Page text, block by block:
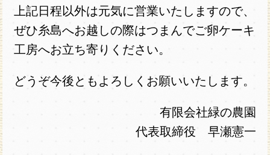
上記日程以外は元気に営業いたしますので、
ぜひ糸島へお越しの際はつまんでご卵ケーキ
工房へお立ち寄りください。
どうぞ今後ともよろしくお願いいたします。
有限会社緑の農園
代表取締役 早瀬憲一